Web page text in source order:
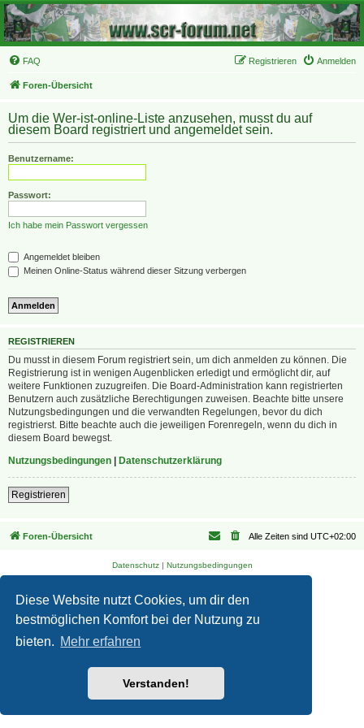
Diese Website nutzt Cookies, um dir den
bestmöglichen Komfort bei der Nutzung zu
bieten. Mehr erfahren
Verstanden!
FAQ Anmelden
Registrieren
Foren-Übersicht
Um die Wer-ist-online-Liste anzusehen, musst du auf
diesem Board registriert und angemeldet sein.
Benutzername:
Passwort:
Ich habe mein Passwort vergessen
Angemeldet bleiben
Meinen Online-Status während dieser Sitzung verbergen
REGISTRIEREN
Du musst in diesem Forum registriert sein, um dich anmelden zu können. Die
Registrierung ist in wenigen Augenblicken erledigt und ermöglicht dir, auf
weitere Funktionen zuzugreifen. Die Board-Administration kann registrierten
Benutzern auch zusätzliche Berechtigungen zuweisen. Beachte bitte unsere
Nutzungsbedingungen und die verwandten Regelungen, bevor du dich
registrierst. Bitte beachte auch die jeweiligen Forenregeln, wenn du dich in
diesem Board bewegst.
Nutzungsbedingungen
Datenschutzerklärung
Registrieren
Foren-Übersicht Alle Zeiten sind UTC+02:00
Datenschutz| Nutzungsbedingungen